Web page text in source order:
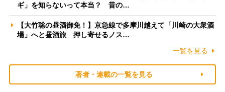
ギ」を知らないって本当？ 昔の…
【大竹聡の昼酒御免！】京急線で多摩川越えて「川崎の大衆酒
場」へと昼酒旅 押し寄せるノス…
一覧を見る
著者・連載の一覧を見る